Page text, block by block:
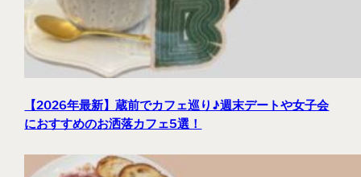
【2026年最新】蔵前でカフェ巡り♪週末デートや女子会
におすすめのお洒落カフェ5選！